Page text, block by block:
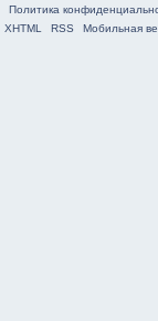
Политика
XHTML
RSS Мобильная